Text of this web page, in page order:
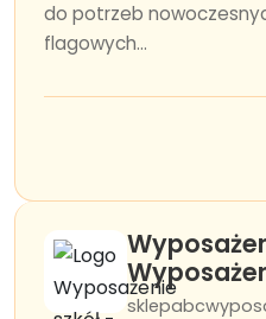
do potrzeb
flagowych...